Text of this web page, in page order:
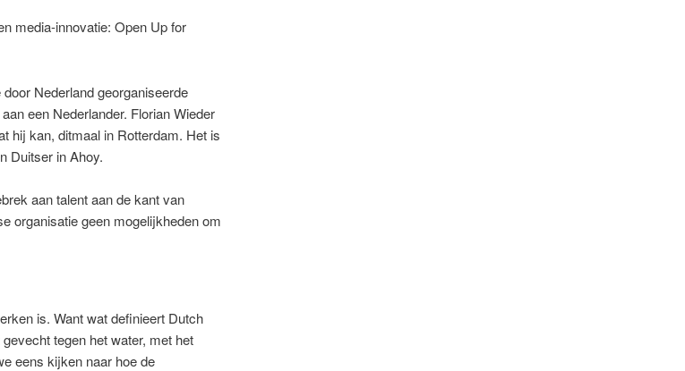
media-innovatie: Open Up for
Nederland georganiseerde
een Nederlander. Florian Wieder
hij kan, ditmaal in Rotterdam. Het is
Duitser in Ahoy.
aan talent aan de kant van
organisatie geen mogelijkheden om
is. Want wat definieert Dutch
tegen het water, met het
eens kijken naar hoe de